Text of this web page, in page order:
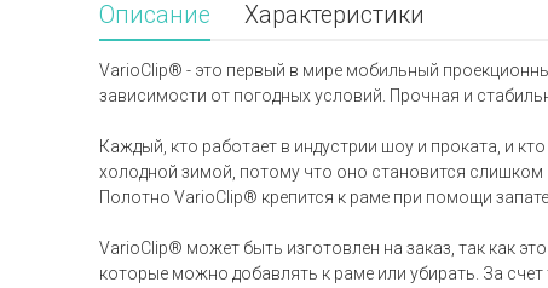
Описание Характеристики
VarioClip® - это первый в мире мобильный
зависимости от погодных условий. Прочная и
Каждый, кто работает в индустрии шоу и проката, и
холодной зимой, потому что оно становится
Полотно VarioClip® крепится к раме при помощи
VarioClip® может быть изготовлен на заказ, так как
которые можно добавлять к раме или убирать. За